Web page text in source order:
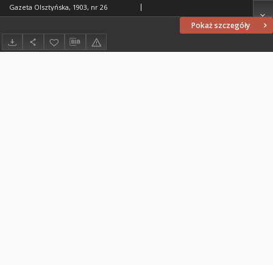
Pokaż szczegóły
Gazeta Olsztyńska, 1903, nr 26